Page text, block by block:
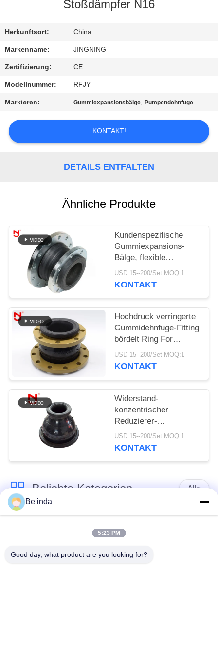
AUSFLUG
QUALITÄTSKONTROLLE
TRETEN
SIE
MIT
IN
VERBINDUNG
FORDERN
SIE EIN
ZITAT
SITEMAP
DATENSCHUTZRICHTLINIE
Stoßdämpfer N16
Herkunftsort: China
Markenname: JINGNING
Zertifizierung: CE
Modellnummer: RFJY
Markieren: Gummiexpansionsbälge,Pumpendehnfuge
KONTAKT!
DETAILS ENTFALTEN
Ähnliche Produkte
Kundenspezifische
Gummiexpansions-
Bälge, flexible
Dehnfuge-einzelnes
Bereich-Medium
USD 15--200/Set MOQ:1
KONTAKT
Hochdruck verringerte
Gummidehnfuge-Fitting
bördelt Ring For
Compressed Air
USD 15--200/Set MOQ:1
KONTAKT
Widerstand-
konzentrischer
Reduzierer-
gemeinsame
GummiFitting der
USD 15--200/Set MOQ:1
KONTAKT
Beliebte Kategorien Alle
Verlegte Dehnfuge
Belinda
5:23 PM
Good day, what product are you looking for?